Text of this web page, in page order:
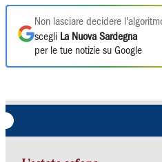
Non lasciare decidere
scegli La Nuova Sardegna
per le tue notizie su Google